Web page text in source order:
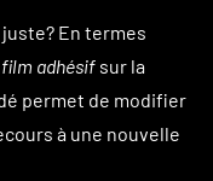
En termes
film adhésif sur la
permet de modifier
à une nouvelle